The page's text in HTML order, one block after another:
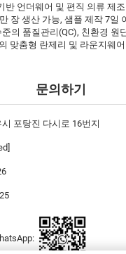
반 언더웨어 및 편직 의류 제
장 생산 가능, 샘플 제작 7일
의 품질관리(QC), 친환경 원
맞춤형 란제리 및 라운지웨
문의하기
포탕진 다시로 16번지